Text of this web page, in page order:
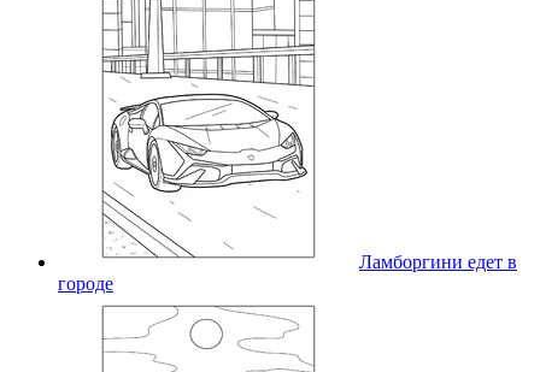
Ламборгини едет в
городе